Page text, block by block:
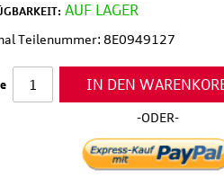
AUF LAGER
Teilenummer: 8E0949127
IN DEN
-ODER-